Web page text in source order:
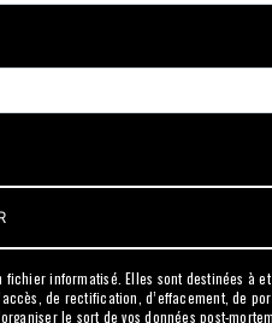
informatisé. Elles sont destinées à
de rectification, d’effacement, de
le sort de vos données post-